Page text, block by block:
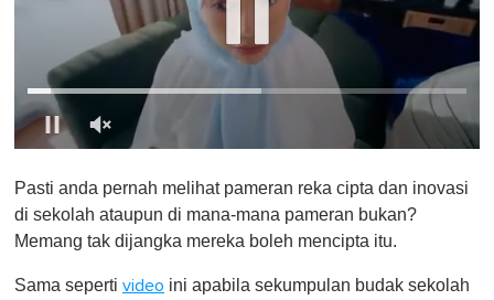
f
1
i
u
Pasti anda pernah melihat pameran reka cipta dan inovasi
di sekolah ataupun di mana-mana pameran bukan?
Memang tak dijangka mereka boleh mencipta itu.
Sama seperti video ini apabila sekumpulan budak sekolah